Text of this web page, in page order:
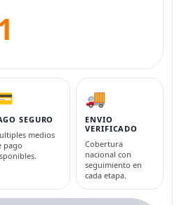
SEGURO
medios
pago
🚚
ENVIO
VERIFICADO
Cobertura
nacional con
seguimiento en
cada etapa.